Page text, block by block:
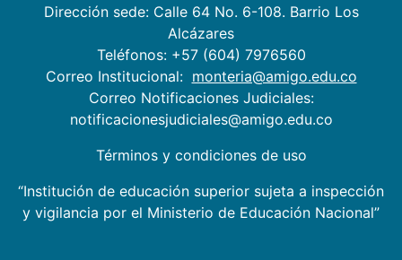
Dirección sede: Calle 64 No. 6-108. Barrio Los
Alcázares
Teléfonos: +57 (604) 7976560
Correo Institucional: monteria@amigo.edu.co
Correo Notificaciones Judiciales:
notificacionesjudiciales@amigo.edu.co
Términos y condiciones de uso
“Institución de educación superior sujeta a inspección
y vigilancia por el Ministerio de Educación Nacional”